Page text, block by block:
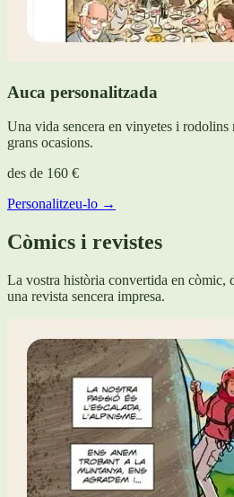
Auca personalitzada
Una vida sencera en vinyetes i rodolins
grans ocasions.
des de 160 €
Personalitzeu-lo →
Còmics i revistes
La vostra història convertida en còmic,
una revista sencera impresa.